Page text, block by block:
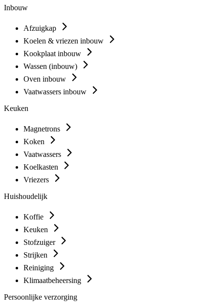
Inbouw
Afzuigkap
Koelen & vriezen inbouw
Kookplaat inbouw
Wassen (inbouw)
Oven inbouw
Vaatwassers inbouw
Keuken
Magnetrons
Koken
Vaatwassers
Koelkasten
Vriezers
Huishoudelijk
Koffie
Keuken
Stofzuiger
Strijken
Reiniging
Klimaatbeheersing
Persoonlijke verzorging